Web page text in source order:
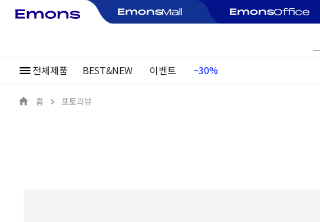
전체제품 BEST&NEW 이벤트
여름정기행사
홈 포토리뷰